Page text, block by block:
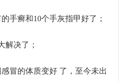
手癣和10个手灰指甲好了；
解决了；
冒的体质变好 了，至今未出